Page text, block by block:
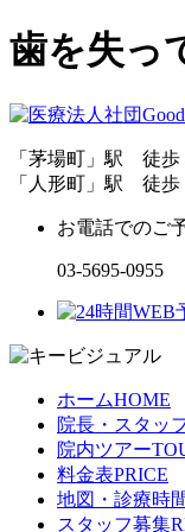
歯を失っ
「茅場町」駅 徒
「人形町」駅 徒歩
お電話でのご
03-5695-0955
ホームHOME
院長・スタッ
院内ツアー
料金表PRICE
地図・診療時
スタッフ募集